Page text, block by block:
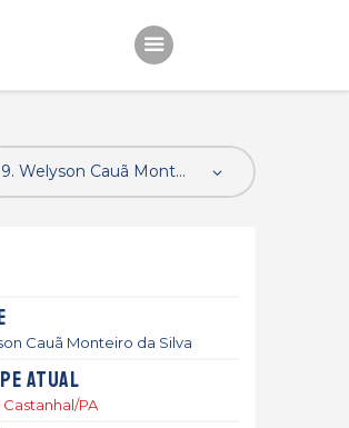
Rede de
Cauã Monteiro da Silva
atual
Castanhal/PA